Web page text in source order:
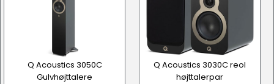
Q Acoustics 3050C
Gulvhøjttalere
Q Acoustics 3030C reol
højttalerpar